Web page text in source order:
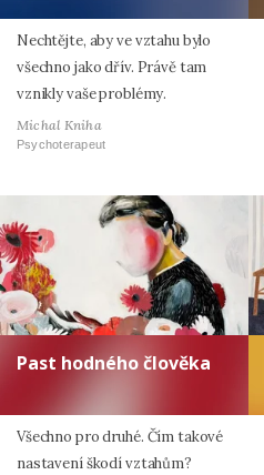
Nechtějte, aby ve vztahu bylo
všechno jako dřív. Právě tam
vznikly vaše problémy.
Michal Kniha
Psychoterapeut
Past hodného člověka
Všechno pro druhé. Čím takové
nastavení škodí vztahům?